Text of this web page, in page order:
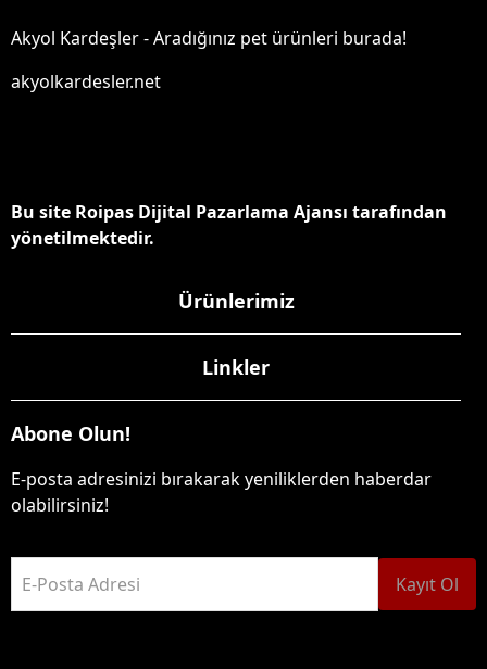
Akyol Kardeşler - Aradığınız pet ürünleri burada!
akyolkardesler.net
Bu site Roipas Dijital Pazarlama Ajansı tarafından
yönetilmektedir.
Ürünlerimiz
Linkler
Abone Olun!
E-posta adresinizi bırakarak yeniliklerden haberdar
olabilirsiniz!
E-Posta Adresi Kayıt Ol